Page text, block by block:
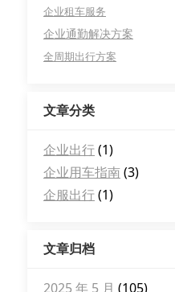
企业租车服务
企业通勤解决方案
全周期出行方案
文章分类
企业出行(1)
企业用车指南(3)
企服出行(1)
文章归档
2025 年 5 月 (105)